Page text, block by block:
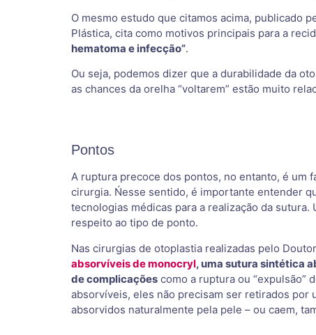
O mesmo estudo que citamos acima, publicado
Plástica, cita como motivos principais para a
hematoma e infecção”.
Ou seja, podemos dizer que a durabilidade da
as chances da orelha “voltarem” estão muito
Pontos
A ruptura precoce dos pontos, no entanto, é um
cirurgia. Ńesse sentido, é importante entender
tecnologias médicas para a realização da
respeito ao tipo de ponto.
Nas cirurgias de otoplastia realizadas pelo
absorvíveis de monocryl, uma sutura sintética
de complicações como a ruptura ou “expulsão”
absorvíveis, eles não precisam ser retirados por
absorvidos naturalmente pela pele – ou caem,